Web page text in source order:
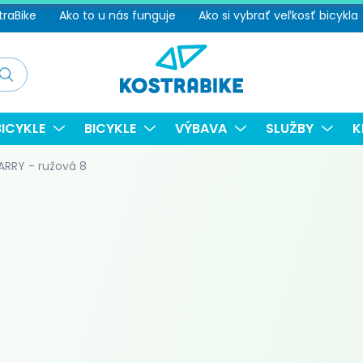
Ako to u nás funguje Ako si vybrať veľkosť bicykla
BICYKLE VÝBAVA SLUŽBY
- ružová 8